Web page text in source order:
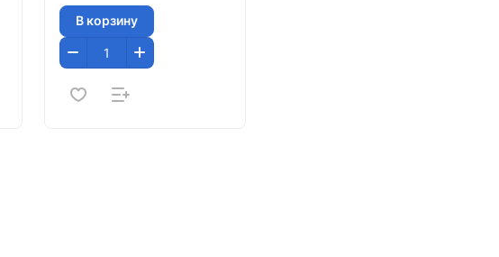
В корзину